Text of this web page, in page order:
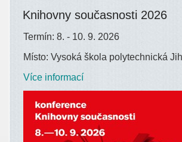
Knihovny současnosti 2026
Termín: 8. - 10. 9. 2026
Místo: Vysoká škola polytechnická
Více informací